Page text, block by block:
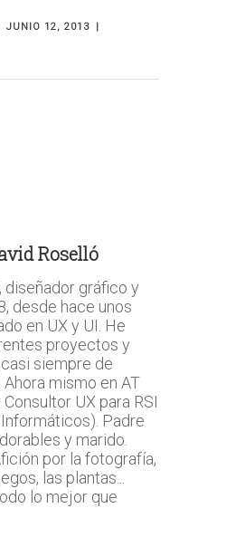
JUNIO 12, 2013
Roselló
diseñador gráfico y
desde hace unos
en UX y UI. He
proyectos y
siempre de
mismo en AT
UX para RSI
Padre
y marido.
por la fotografía,
las plantas...
lo mejor que